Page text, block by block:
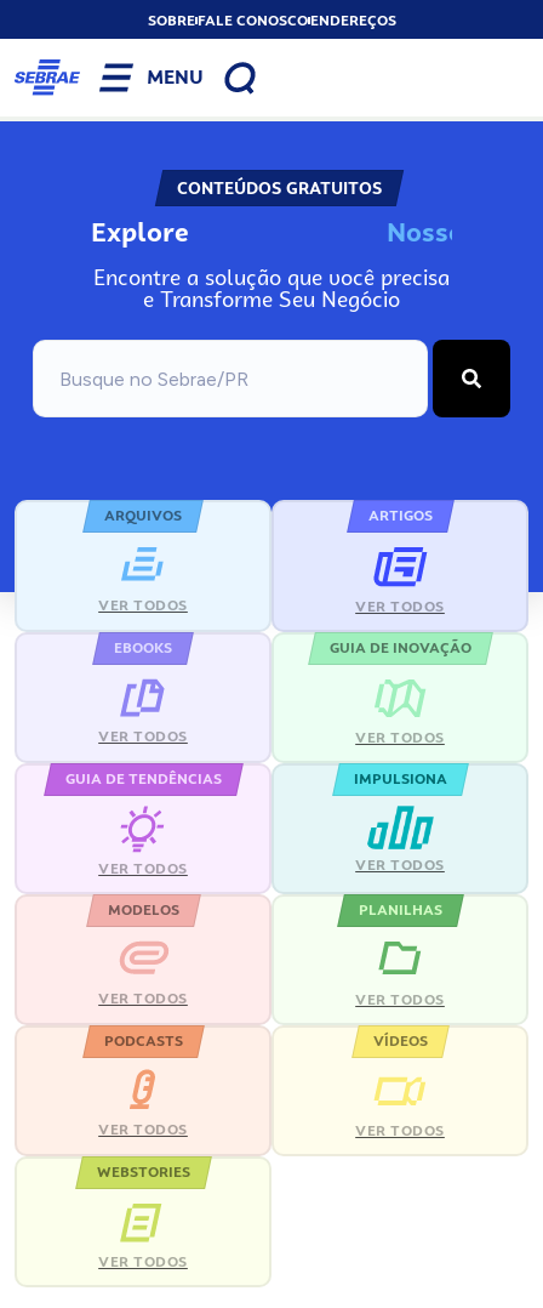
SOBREFALE CONOSCOENDEREÇOS
MENU
CONTEÚDOS GRATUITOS
Explore Nosso
Encontre a solução que você precisa
e Transforme Seu Negócio
ARQUIVOS
VER TODOS
ARTIGOS
VER TODOS
EBOOKS
VER TODOS
GUIA DE INOVAÇÃO
VER TODOS
GUIA DE TENDÊNCIAS
VER TODOS
IMPULSIONA
VER TODOS
MODELOS
VER TODOS
PLANILHAS
VER TODOS
PODCASTS
VER TODOS
VÍDEOS
VER TODOS
WEBSTORIES
VER TODOS